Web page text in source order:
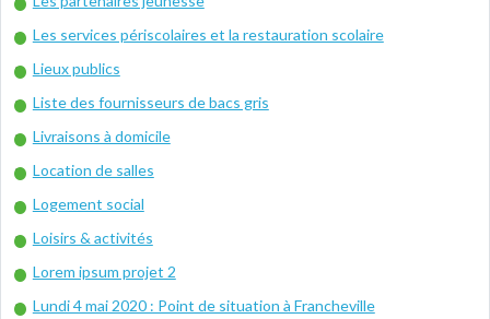
Les services périscolaires et la restauration scolaire
Lieux publics
Liste des fournisseurs de bacs gris
Livraisons à domicile
Location de salles
Logement social
Loisirs & activités
Lorem ipsum projet 2
Lundi 4 mai 2020 : Point de situation à Francheville